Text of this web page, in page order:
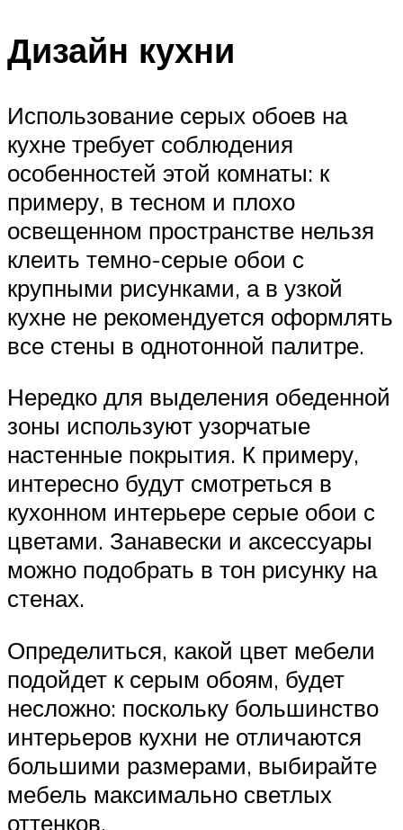
Дизайн кухни
Использование серых обоев на
кухне требует соблюдения
особенностей этой комнаты: к
примеру, в тесном и плохо
освещенном пространстве нельзя
клеить темно-серые обои с
крупными рисунками, а в узкой
кухне не рекомендуется оформлять
все стены в однотонной палитре.
Нередко для выделения обеденной
зоны используют узорчатые
настенные покрытия. К примеру,
интересно будут смотреться в
кухонном интерьере серые обои с
цветами. Занавески и аксессуары
можно подобрать в тон рисунку на
стенах.
Определиться, какой цвет мебели
подойдет к серым обоям, будет
несложно: поскольку большинство
интерьеров кухни не отличаются
большими размерами, выбирайте
мебель максимально светлых
оттенков.